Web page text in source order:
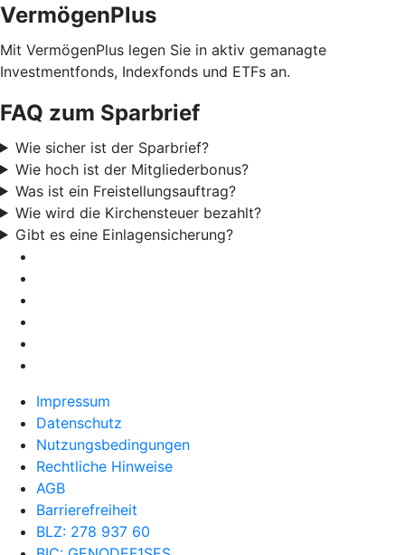
VermögenPlus
Mit VermögenPlus legen Sie in aktiv gemanagte
Investmentfonds, Indexfonds und ETFs an.
FAQ zum Sparbrief
Wie sicher ist der Sparbrief?
Wie hoch ist der Mitgliederbonus?
Was ist ein Freistellungsauftrag?
Wie wird die Kirchensteuer bezahlt?
Gibt es eine Einlagensicherung?
Impressum
Datenschutz
Nutzungsbedingungen
Rechtliche Hinweise
AGB
Barrierefreiheit
BLZ: 278 937 60